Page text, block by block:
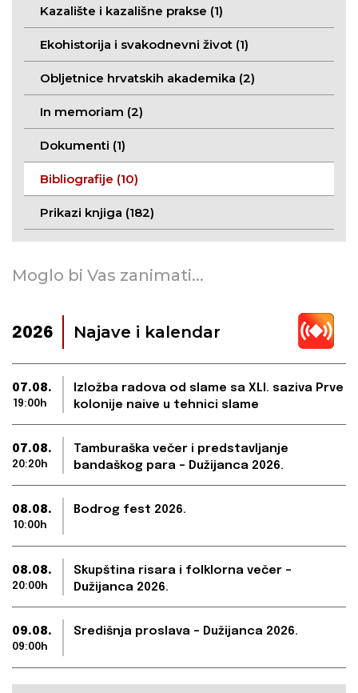
Kazalište i kazališne prakse (1)
Ekohistorija i svakodnevni život (1)
Obljetnice hrvatskih akademika (2)
In memoriam (2)
Dokumenti (1)
Bibliografije (10)
Prikazi knjiga (182)
Moglo bi Vas zanimati...
2026 Najave i kalendar
07.08.
19:00h
Izložba radova od slame sa XLI. saziva Prve
kolonije naive u tehnici slame
07.08.
20:20h
Tamburaška večer i predstavljanje
bandaškog para – Dužijanca 2026.
08.08.
10:00h
Bodrog fest 2026.
08.08.
20:00h
Skupština risara i folklorna večer –
Dužijanca 2026.
09.08.
09:00h
Središnja proslava – Dužijanca 2026.